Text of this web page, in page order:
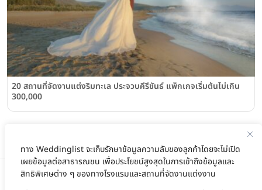
ทาง Weddinglist จะเก็บรักษาข้อมูลความลับของลูกค้าโดยจะไม่เปิด
เผยข้อมูลต่อสาธารณชน เพื่อประโยชน์สูงสุดในการเข้าถึงข้อมูลและ
สิทธิพิเศษต่าง ๆ ของทางโรงแรมและสถานที่จัดงานแต่งงาน
20 สถานที่จัดงานแต่งริมทะเล ประจวบคีรีขันธ์ แพ็กเกจเริ่มต้นไม่เกิน
300,000